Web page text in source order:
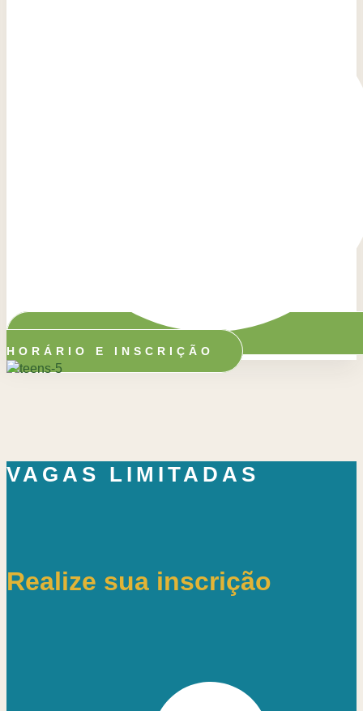
HORÁRIO E INSCRIÇÃO
VAGAS LIMITADAS
Realize sua inscrição